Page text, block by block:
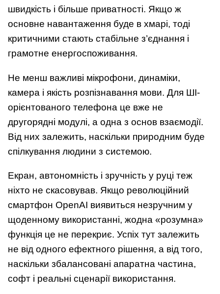
швидкість і більше приватності. Якщо ж
основне навантаження буде в хмарі, тоді
критичними стають стабільне з’єднання і
грамотне енергоспоживання.
Не менш важливі мікрофони, динаміки,
камера і якість розпізнавання мови. Для ШІ-
орієнтованого телефона це вже не
другорядні модулі, а одна з основ взаємодії.
Від них залежить, наскільки природним буде
спілкування людини з системою.
Екран, автономність і зручність у руці теж
ніхто не скасовував. Якщо революційний
смартфон OpenAI виявиться незручним у
щоденному використанні, жодна «розумна»
функція це не перекриє. Успіх тут залежить
не від одного ефектного рішення, а від того,
наскільки збалансовані апаратна частина,
софт і реальні сценарії використання.